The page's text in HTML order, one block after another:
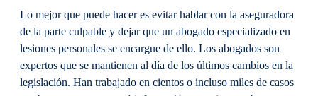
Lo mejor que puede hacer es evitar hablar con la aseguradora
de la parte culpable y dejar que un abogado especializado en
lesiones personales se encargue de ello. Los abogados son
expertos que se mantienen al día de los últimos cambios en la
legislación. Han trabajado en cientos o incluso miles de casos